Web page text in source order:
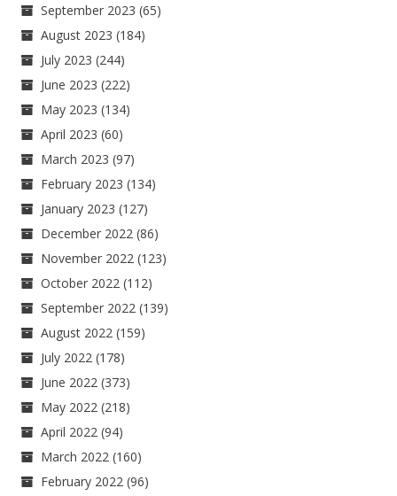
September 2023 (65)
August 2023 (184)
July 2023 (244)
June 2023 (222)
May 2023 (134)
April 2023 (60)
March 2023 (97)
February 2023 (134)
January 2023 (127)
December 2022 (86)
November 2022 (123)
October 2022 (112)
September 2022 (139)
August 2022 (159)
July 2022 (178)
June 2022 (373)
May 2022 (218)
April 2022 (94)
March 2022 (160)
February 2022 (96)